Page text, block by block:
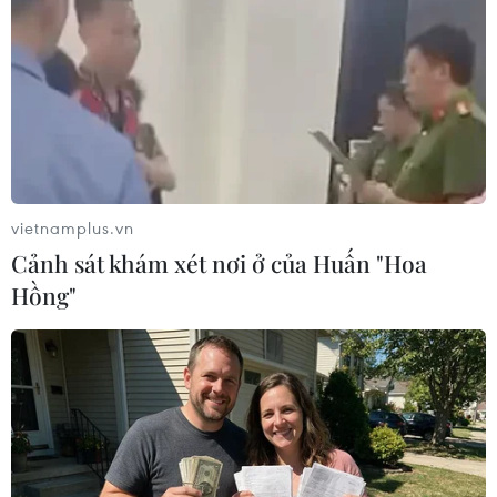
ứng cử độc lập.
vietnamplus.vn
Cảnh sát khám xét nơi ở của Huấn "Hoa
Hồng"